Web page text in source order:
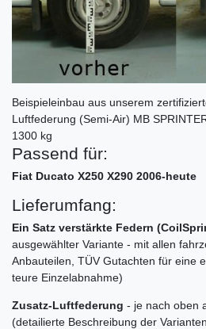
Beispieleinbau aus unserem
Luftfederung (Semi-Air) MB
1300 kg
Passend für:
Fiat Ducato X250 X290 2006-heute
Lieferumfang:
Ein Satz verstärkte Federn
ausgewählter Variante - mit allen
Anbauteilen, TÜV Gutachten für eine
teure Einzelabnahme)
Zusatz-Luftfederung - je nach oben
(detailierte Beschreibung der